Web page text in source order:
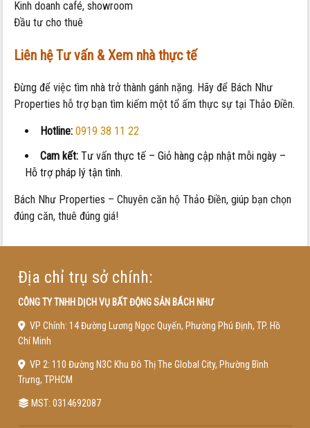
Kinh doanh café, showroom
Đầu tư cho thuê
Liên hệ Tư vấn & Xem nhà thực tế
Đừng để việc tìm nhà trở thành gánh nặng. Hãy để Bách Như
Properties hỗ trợ bạn tìm kiếm một tổ ấm thực sự tại Thảo Điền.
Hotline: 0919 38 11 22
Cam kết: Tư vấn thực tế – Giỏ hàng cập nhật mỗi ngày –
Hỗ trợ pháp lý tận tình.
Bách Như Properties – Chuyên căn hộ Thảo Điền, giúp bạn chọn
đúng căn, thuê đúng giá!
Địa chỉ trụ sở chính:
CÔNG TY TNHH DỊCH VỤ BẤT ĐỘNG SẢN BÁCH NHƯ
VP Chính: 14 Đường Lương Ngọc Quyến, Phường Phú Định, TP. Hồ
Chí Minh
VP 2: 110 Đường N3C Khu Đô Thị The Global City, Phường Bình
Trưng, TPHCM
MST: 0314692087